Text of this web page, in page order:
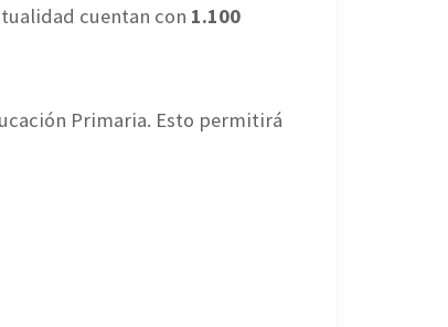
cuentan con 1.100
Primaria. Esto permitirá